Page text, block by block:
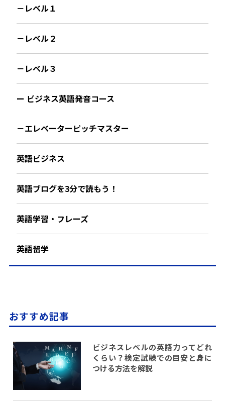
－レベル１
－レベル２
－レベル３
ー ビジネス英語発音コース
－エレベーターピッチマスター
英語ビジネス
英語ブログを3分で読もう！
英語学習・フレーズ
英語留学
おすすめ記事
ビジネスレベルの英語力ってどれ
くらい？検定試験での目安と身に
つける方法を解説